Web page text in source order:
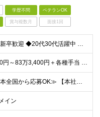
学歴不問 ベテランOK
賞与複数月 面接1回
◆学歴不問 ◆第二新卒歓迎 ◆20代30代活躍中 【必須要件】 ・CCNA等のネットワーク基礎知識をお持ちの方 ・IT機器や構築の基礎知識がある方 ＜求める人物像＞ ◇技術寄りの仕事を究めたい方
【月給】33万3,400円～83万3,400円＋各種手当 ※経験・年齢を考慮の上、決定します。 ※月給額には20時間相当（39,600円～98,400円）のみなし残業手当を含みます。 ※超過分は別途
≪フルリモート/日本全国から応募OK≫ 【本社】 東京都新宿区下宮比町2-26 KDX飯田橋ビル3F ※業務拡大につき、移転したばかりの新オフィス ※転勤なし。引越費用の補助あり ※週1回程度の出社
イン